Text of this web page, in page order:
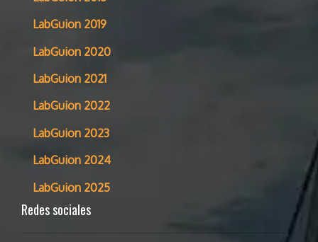
LabGuion 2019
LabGuion 2020
LabGuion 2021
LabGuion 2022
LabGuion 2023
LabGuion 2024
LabGuion 2025
Redes sociales